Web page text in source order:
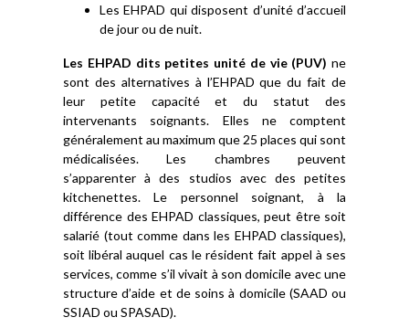
Les EHPAD qui disposent d’unité d’accueil
de jour ou de nuit.
Les EHPAD dits petites unité de vie (PUV) ne
sont des alternatives à l’EHPAD que du fait de
leur petite capacité et du statut des
intervenants soignants. Elles ne comptent
généralement au maximum que 25 places qui sont
médicalisées. Les chambres peuvent
s’apparenter à des studios avec des petites
kitchenettes. Le personnel soignant, à la
différence des EHPAD classiques, peut être soit
salarié (tout comme dans les EHPAD classiques),
soit libéral auquel cas le résident fait appel à ses
services, comme s’il vivait à son domicile avec une
structure d’aide et de soins à domicile (SAAD ou
SSIAD ou SPASAD).